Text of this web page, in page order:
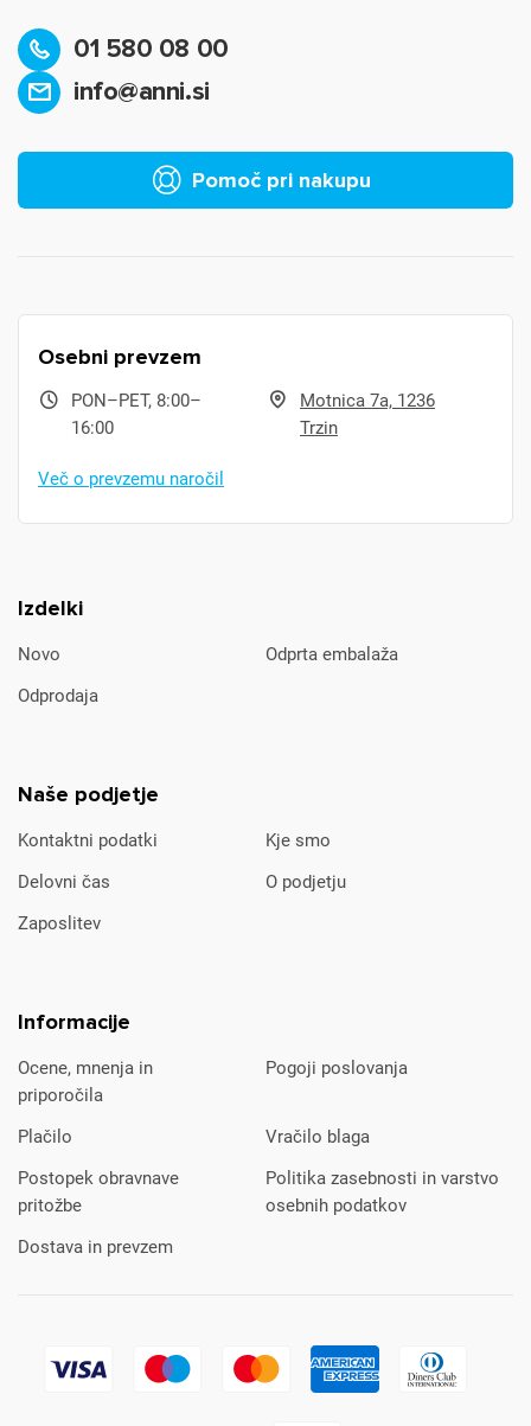
01 580 08 00
info@anni.si
Pomoč pri nakupu
Izdelki
Novo
Odprta embalaža
Odprodaja
Naše podjetje
Kontaktni podatki
Kje smo
Delovni čas
O podjetju
Zaposlitev
Informacije
Ocene, mnenja in
priporočila
Pogoji poslovanja
Plačilo
Vračilo blaga
Postopek obravnave
pritožbe
Politika zasebnosti in varstvo
osebnih podatkov
Dostava in prevzem
Osebni prevzem
PON–PET, 8:00–
16:00
Motnica 7a, 1236
Trzin
Več o prevzemu naročil
Prijava
Za dodajanje na seznam želja morate biti prijavljeni.